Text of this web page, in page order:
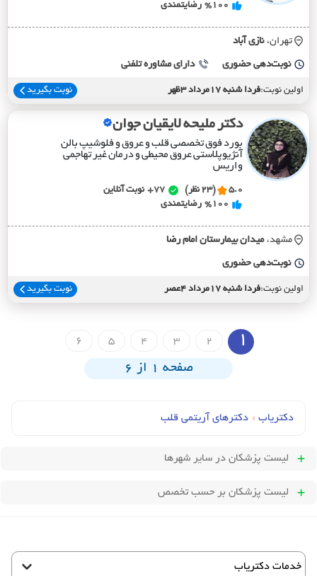
%100 رضایتمندی
تهران، نازي آباد
نوبت‌دهی حضوری دارای مشاوره تلفنی
اولین نوبت:فردا شنبه 17مرداد 3ظهر نوبت بگیرید
دکتر ملیحه لایقیان جوان
بورد فوق تخصصی قلب و عروق و فلوشیپ بالن
آنژیوپلاستی عروق محیطی و درمان غیر تهاجمی
واریس
5.0 (23 نظر) 77+
نوبت آنلاین
%100 رضایتمندی
مشهد، ميدان بيمارستان امام رضا
نوبت‌دهی حضوری
اولین نوبت:فردا شنبه 17مرداد 4عصر نوبت بگیرید
1
2
3
4
5
6
صفحه 1 از 6
دکتریاب › دکترهای آریتمی قلب
لیست پزشکان در سایر شهرها
لیست پزشکان بر حسب تخصص
خدمات دکتریاب